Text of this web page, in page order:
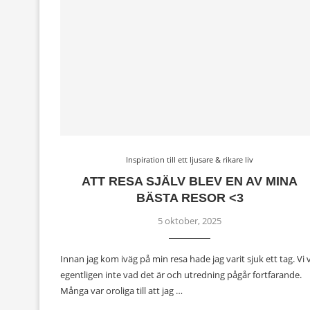
Inspiration till ett ljusare & rikare liv
ATT RESA SJÄLV BLEV EN AV MINA
BÄSTA RESOR <3
5 oktober, 2025
Innan jag kom iväg på min resa hade jag varit sjuk ett tag. Vi
egentligen inte vad det är och utredning pågår fortfarande.
Många var oroliga till att jag …